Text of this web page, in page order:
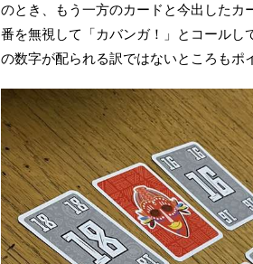
のとき、もう一方のカードと今出した
番を無視して「カバンガ！」とコールし
の数字が配られる訳ではないところもポ